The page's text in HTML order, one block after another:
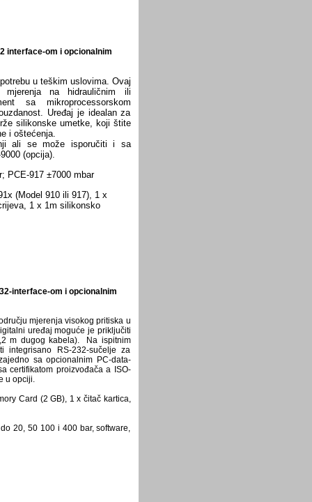
interface-om i opcionalnim
u teškim uslovima. Ovaj
mjerenja na hidrauličnim ili
sa mikroprocessorskom
Uređaj je idealan za
silikonske umetke, koji štite
i oštećenja.
ali se može isporučiti i sa
(opcija).
PCE-917 ±7000 mbar
(Model 910 ili 917), 1 x
1 x 1m silikonsko
interface-om i opcionalnim
mjerenja visokog pritiska u
uređaj moguće je priključiti
m dugog kabela). Na ispitnim
integrisano RS-232-sučelje za
sa opcionalnim PC-data-
certifikatom proizvođača a ISO-
u opciji.
Card (2 GB), 1 x čitač kartica,
20, 50 100 i 400 bar, software,